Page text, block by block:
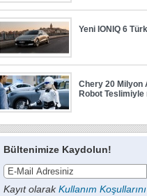
Bültenimize Kaydolun!
Kayıt olarakKullanım Koşullarını